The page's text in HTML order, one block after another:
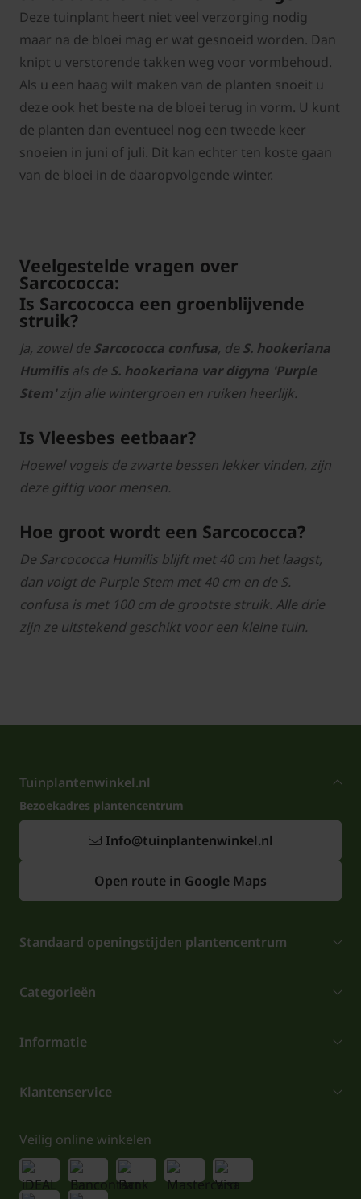
Deze tuinplant heert niet veel verzorging nodig
maar na de bloei mag er wat gesnoeid worden. Dan
knipt u verstorende takken weg voor vormbehoud.
Als u een haag wilt maken van de planten snoeit u
deze ook het beste na de bloei terug in vorm. U kunt
de planten dan eventueel nog een tweede keer
snoeien in juni of juli. Dit kan echter ten koste gaan
van de bloei in de daaropvolgende winter.
Veelgestelde vragen over
Sarcococca:
Is Sarcococca een groenblijvende
struik?
Ja, zowel de Sarcococca confusa, de S. hookeriana
Humilisals de S. hookeriana var digyna 'Purple
Stem'zijn alle wintergroen en ruiken heerlijk.
Is Vleesbes eetbaar?
Hoewel vogels de zwarte bessen lekker vinden, zijn
deze giftig voor mensen.
Hoe groot wordt een Sarcococca?
De Sarcococca Humilis blijft met 40 cm het laagst,
dan volgt de Purple Stem met 40 cm en de S.
confusa is met 100 cm de grootste struik. Alle drie
zijn ze uitstekend geschikt voor een kleine tuin.
Tuinplantenwinkel.nl
Bezoekadres plantencentrum
Info@tuinplantenwinkel.nl
Open route in Google Maps
Standaard openingstijden plantencentrum
Categorieën
Informatie
Klantenservice
Veilig online winkelen